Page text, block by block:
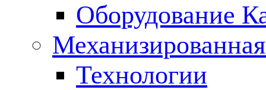
Оборудование
Технологии